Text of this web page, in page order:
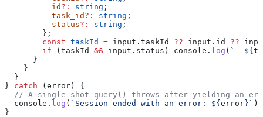
          id
?: string ;
          task_id
?: string ;
          status
?: string ;
        };
        const
taskId = input . taskId ?? input . id ??
        if
(taskId && input . status ) console . log ( ` ${
      }
    }
  }
} catch (error) {
// A single-shot query() throws after yielding an
  console
. log ( `Session ended with an error: ${error} ` );
}